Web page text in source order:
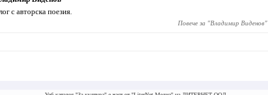
с авторска поезия.
Повече за "Владимир Виденов"